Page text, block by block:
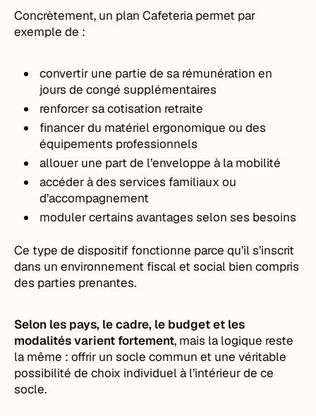
Concrètement, un plan Cafeteria permet par
exemple de :
convertir une partie de sa rémunération en
jours de congé supplémentaires
renforcer sa cotisation retraite
financer du matériel ergonomique ou des
équipements professionnels
allouer une part de l’enveloppe à la mobilité
accéder à des services familiaux ou
d’accompagnement
moduler certains avantages selon ses besoins
Ce type de dispositif fonctionne parce qu’il s’inscrit
dans un environnement fiscal et social bien compris
des parties prenantes.
Selon les pays, le cadre, le budget et les
modalités varient fortement, mais la logique reste
la même : offrir un socle commun et une véritable
possibilité de choix individuel à l’intérieur de ce
socle.